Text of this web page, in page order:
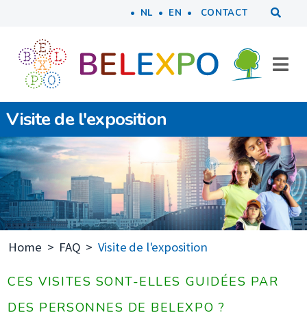
Aller au contenu principal
NL EN Tools
CONTACT
Visite de l'exposition
Home FAQ Visite de l'exposition
CES VISITES SONT-ELLES GUIDÉES PAR
DES PERSONNES DE BELEXPO ?